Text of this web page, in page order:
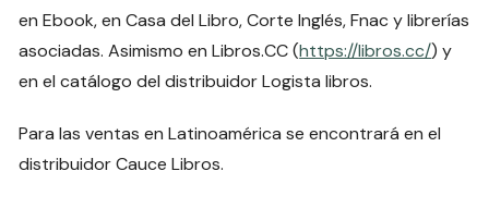
en Ebook, en Casa del Libro, Corte Inglés, Fnac y librerías
asociadas. Asimismo en Libros.CC (https://libros.cc/) y
en el catálogo del distribuidor Logista libros.
Para las ventas en Latinoamérica se encontrará en el
distribuidor Cauce Libros.